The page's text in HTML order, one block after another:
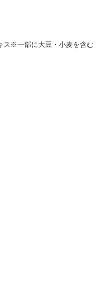
ス※一部に大豆・小麦を含む